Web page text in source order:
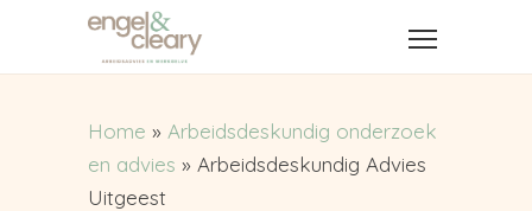
Home » Arbeidsdeskundig onderzoek
en advies » Arbeidsdeskundig Advies
Uitgeest